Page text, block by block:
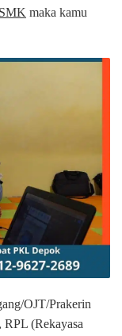
maka kamu
OJT/Prakerin
(Rekayasa